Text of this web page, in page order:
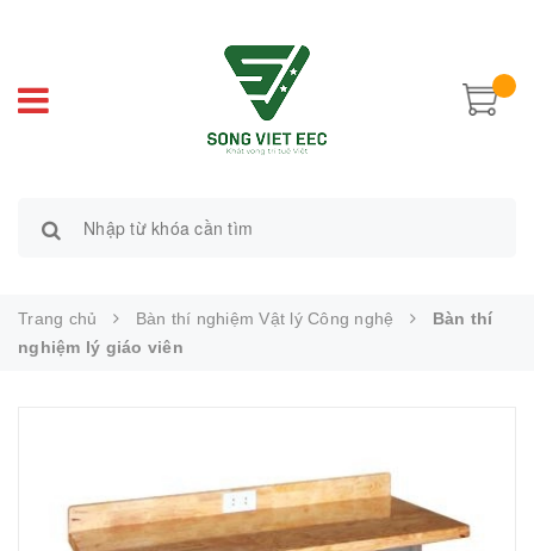
Trang chủ Bàn thí nghiệm Vật lý Công nghệ
Bàn thí
nghiệm lý giáo viên